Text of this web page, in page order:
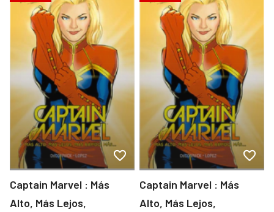
Captain Marvel : Más
Alto, Más Lejos,
Captain Marvel : Más
Alto, Más Lejos,